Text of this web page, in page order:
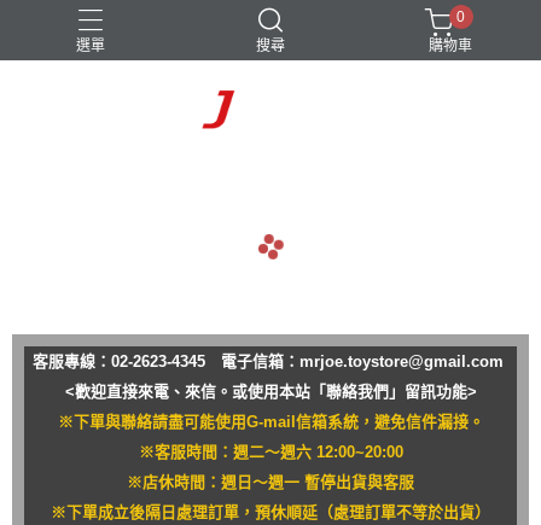
選單 搜尋
0
購物車
客服專線：02-2623-4345 電子信箱： mrjoe.toystore@gmail.com
<歡迎直接來電、來信。或使用本站「聯絡我們」留訊功能>
※下單與聯絡請盡可能使用G-mail信箱系統，避免信件漏接。
※客服時間：週二～週六 12:00~20:00
※店休時間：週日～週一 暫停出貨與客服
※下單成立後隔日處理訂單，預休順延（處理訂單不等於出貨）